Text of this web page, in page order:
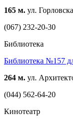
165 м. ул.
(067) 232-20-30
Библиотека
Библиотека №157
264 м. ул.
(044) 562-64-20
Кинотеатр